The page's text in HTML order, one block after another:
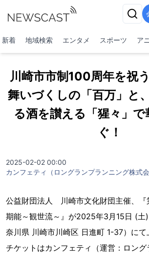
新着 地域検索 エンタメ スポーツ ア
川崎市市制100周年を祝
舞いづくしの「百万」と
る酒を讃える「猩々」
ぐ！
2025-02-02 00:00
カンフェティ（ロングランプランニング株式会
公益財団法人 川崎市文化財団主催、『
期能～観世流～』が2025年3月15日 (土
奈川県 川崎市川崎区 日進町 1-37）にて
チケットはカンフェティ（運営：ロン